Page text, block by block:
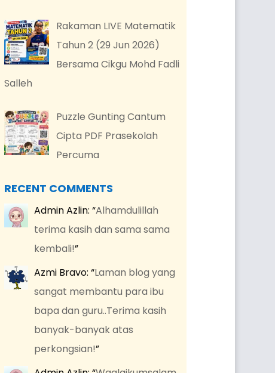
Rakaman LIVE Matematik
Tahun 2 (29 Jun 2026)
Bersama Cikgu Mohd Fadli
Salleh
Puzzle Gunting Cantum
Cipta PDF Prasekolah
Percuma
RECENT COMMENTS
Admin Azlin: “Alhamdulillah
terima kasih dan sama sama
kembali!”
Azmi Bravo: “Laman blog yang
sangat membantu para ibu
bapa dan guru..Terima kasih
banyak-banyak atas
perkongsian!”